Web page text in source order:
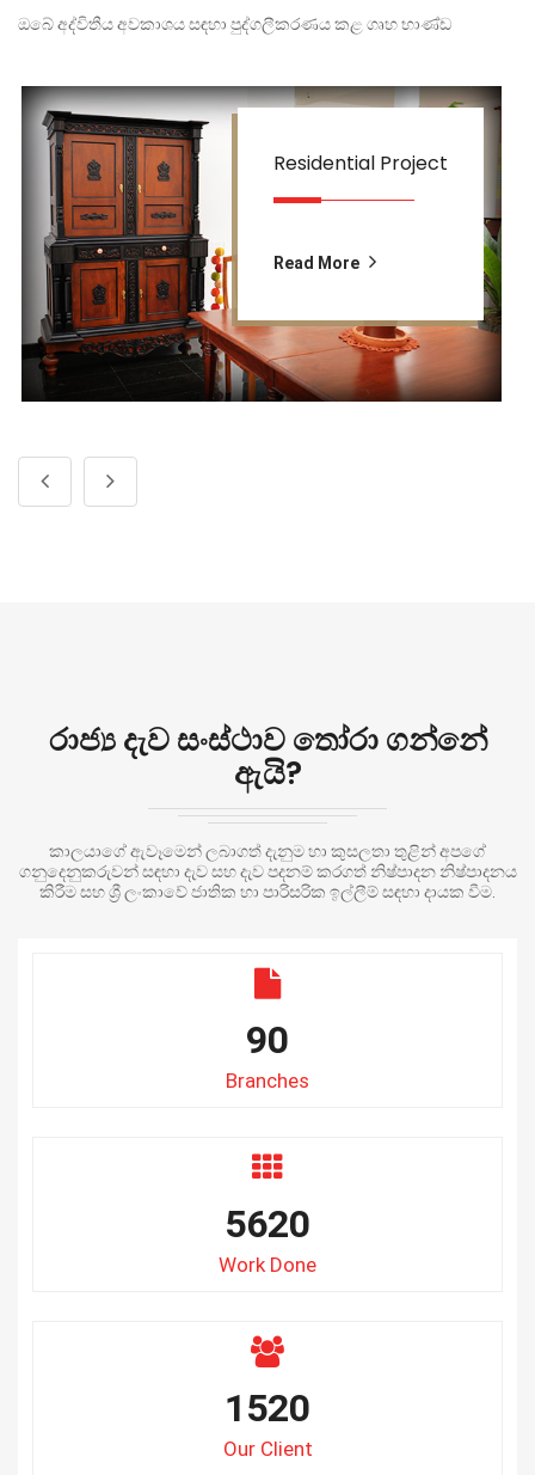
ඔබේ අද්විතීය අවකාශය සඳහා පුද්ගලීකරණය කළ ගෘහ භාණ්ඩ
Residential Project
Read More
රාජ්‍ය දැව සංස්ථාව තෝරා ගන්නේ
ඇයි?
කාලයාගේ ඇවෑමෙන් ලබාගත් දැනුම හා කුසලතා තුළින් අපගේ
ගනුදෙනුකරුවන් සඳහා දැව සහ දැව පදනම් කරගත් නිෂ්පාදන නිෂ්පාදනය
කිරීම සහ ශ්‍රී ලංකාවේ ජාතික හා පාරිසරික ඉල්ලීම් සඳහා දායක වීම.
90
Branches
5620
Work Done
1520
Our Client